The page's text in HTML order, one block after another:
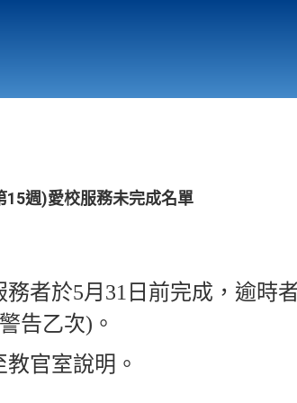
週)愛校服務未完成名單
務者於5月31日前完成，逾時
告乙次)。
官室說明。